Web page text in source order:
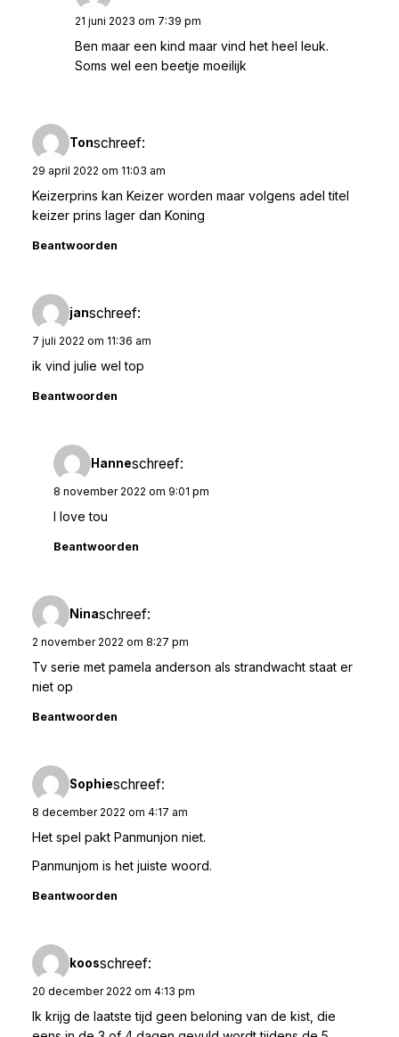
21 juni 2023 om 7:39 pm
Ben maar een kind maar vind het heel leuk.
Soms wel een beetje moeilijk
Tonschreef:
29 april 2022 om 11:03 am
Keizerprins kan Keizer worden maar volgens adel titel
keizer prins lager dan Koning
Beantwoorden
janschreef:
7 juli 2022 om 11:36 am
ik vind julie wel top
Beantwoorden
Hanneschreef:
8 november 2022 om 9:01 pm
I love tou
Beantwoorden
Ninaschreef:
2 november 2022 om 8:27 pm
Tv serie met pamela anderson als strandwacht staat er
niet op
Beantwoorden
Sophieschreef:
8 december 2022 om 4:17 am
Het spel pakt Panmunjon niet.
Panmunjom is het juiste woord.
Beantwoorden
koosschreef:
20 december 2022 om 4:13 pm
Ik krijg de laatste tijd geen beloning van de kist, die